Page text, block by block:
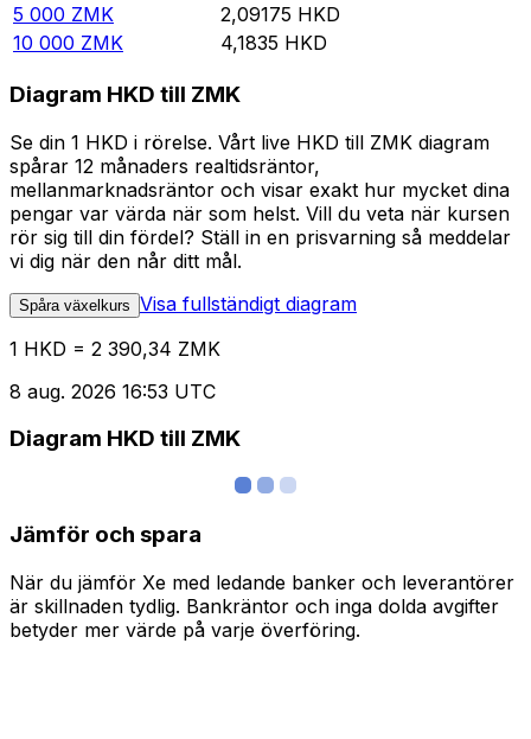
5 000 ZMK 2,09175 HKD
10 000 ZMK 4,1835 HKD
Diagram HKD till ZMK
Se din 1 HKD i rörelse. Vårt live HKD till ZMK diagram
spårar 12 månaders realtidsräntor,
mellanmarknadsräntor och visar exakt hur mycket dina
pengar var värda när som helst. Vill du veta när kursen
rör sig till din fördel? Ställ in en prisvarning så meddelar
vi dig när den når ditt mål.
Spåra växelkurs Visa fullständigt diagram
1 HKD = 2 390,34 ZMK
8 aug. 2026 16:53 UTC
Diagram HKD till ZMK
Jämför och spara
När du jämför Xe med ledande banker och leverantörer
är skillnaden tydlig. Bankräntor och inga dolda avgifter
betyder mer värde på varje överföring.